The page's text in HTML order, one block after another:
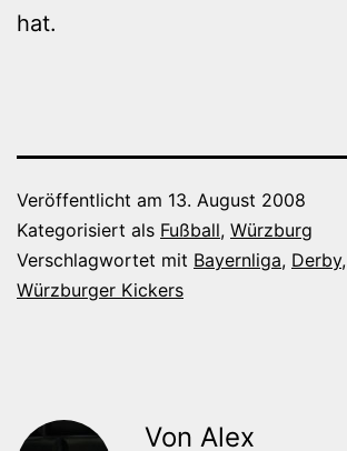
hat.
Veröffentlicht am 13. August 2008
Kategorisiert als Fußball, Würzburg
Verschlagwortet mit Bayernliga, Derby,
Würzburger Kickers
Von Alex